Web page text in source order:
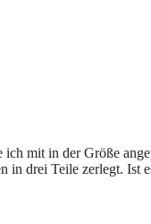
mit in der Größe
in drei Teile zerlegt. Ist